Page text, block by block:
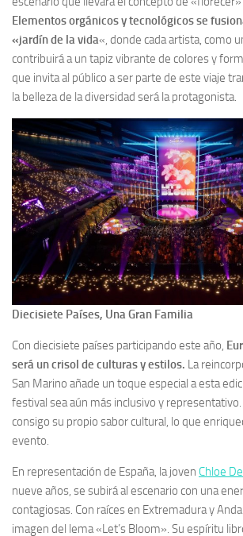
Elementos orgánicos y tecnológicos se
«jardín de la vida«, donde cada artista, como
contribuirá a un tapiz vibrante de colores y
que invita al público a ser parte de este viaje
la belleza de la diversidad será la protagonista.
Diecisiete Países, Una Gran Familia
Con diecisiete países participando este año,
será un crisol de culturas y estilos. La
San Marino añade un toque especial a esta
festival sea aún más inclusivo y representativo.
consigo su propio sabor cultural, lo que
evento.
En representación de España, la joven Chloe
nueve años, se subirá al escenario con una
contagiosas. Con raíces en Extremadura y
imagen del lema «Let’s Bloom». Su espíritu